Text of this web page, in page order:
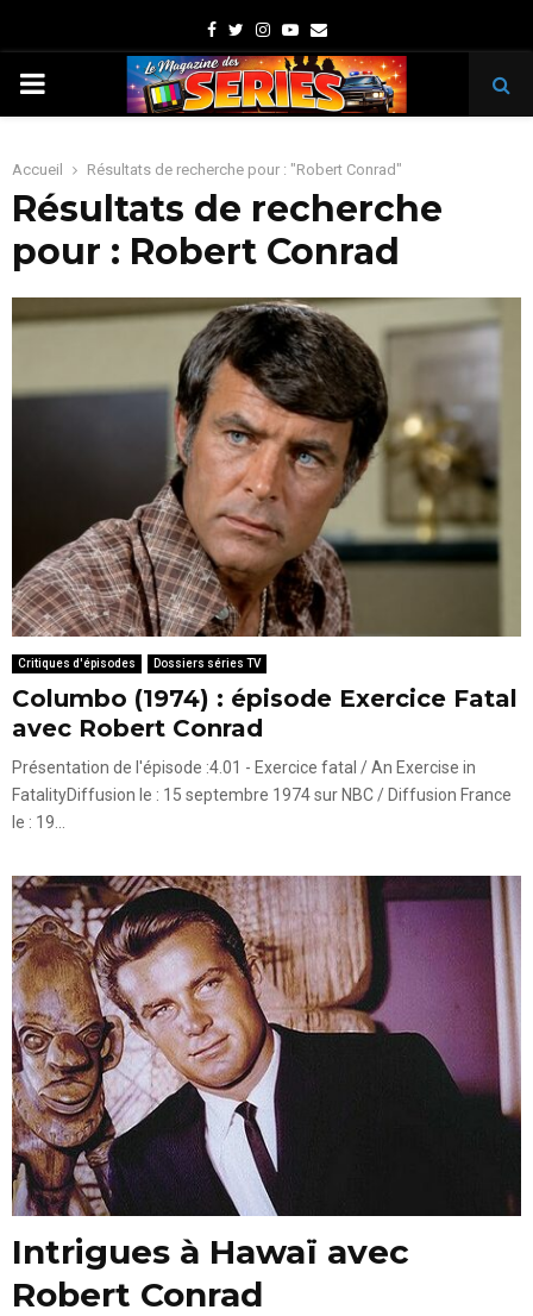
Facebook
TwitterInstagram
Youtube
Email
PRIMARY
Accueil Résultats de recherche pour : "Robert Conrad"
Résultats de recherche
pour : Robert Conrad
Critiques d'épisodes Dossiers séries TV
Columbo (1974) : épisode Exercice Fatal
avec Robert Conrad
Présentation de l'épisode :4.01 - Exercice fatal / An Exercise in
FatalityDiffusion le : 15 septembre 1974 sur NBC / Diffusion France
le : 19...
Intrigues à Hawaï avec
Robert Conrad